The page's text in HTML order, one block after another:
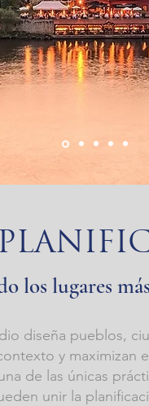
los lugares
diseña pueblos,
y maximizan
de las únicas
unir la